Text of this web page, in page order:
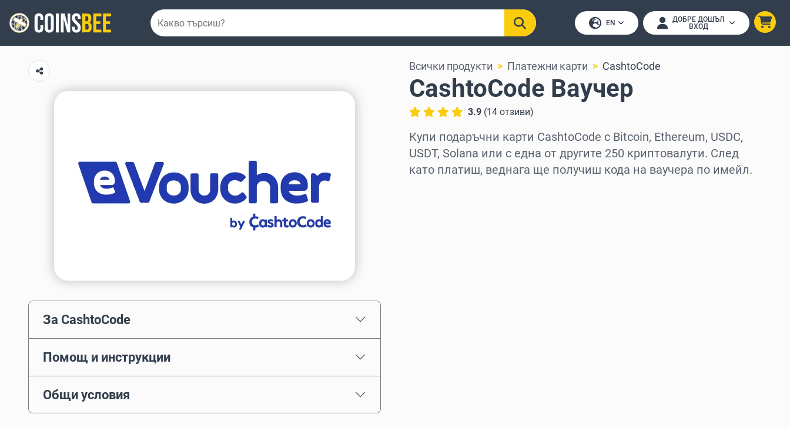
EN
ДОБРЕ ДОШЪЛ
ВХОД
За CashtoCode
Помощ и инструкции
Общи условия
Всички продукти Платежни карти CashtoCode
CashtoCode Ваучер
3.9 (14 отзиви)
Купи подаръчни карти CashtoCode с Bitcoin, Ethereum, USDC,
USDT, Solana или с една от другите 250 криптовалути. След
като платиш, веднага ще получиш кода на ваучера по имейл.